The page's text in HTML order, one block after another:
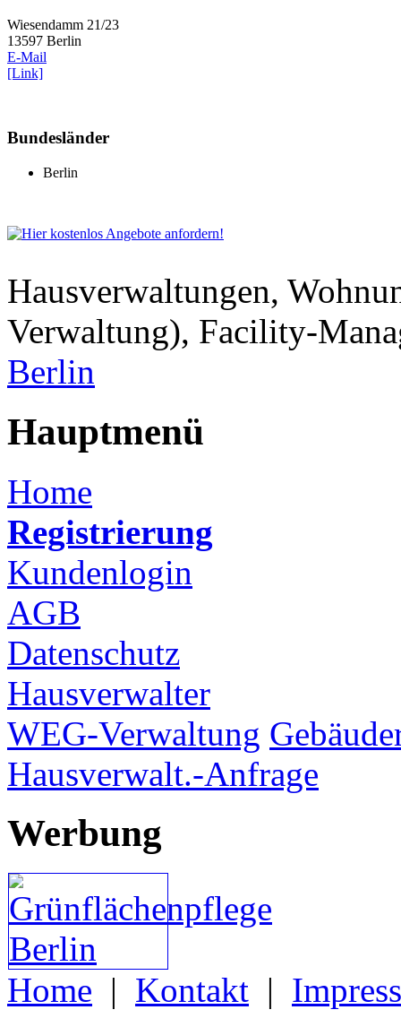
Wiesendamm 21/23
13597 Berlin
E-Mail
[Link]
Bundesländer
Berlin
Hausverwaltungen,
Verwaltung), Facility-
Berlin
Hauptmenü
Home
Registrierung
Kundenlogin
AGB
Datenschutz
Hausverwalter
WEG-Verwaltung
Hausverwalt.-Anfrage
Werbung
Home | Kontakt |